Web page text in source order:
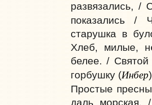
развязались, /
показались /
старушка в
Хлеб, милые,
белее. /
горбушку (Инбер
Простые
даль